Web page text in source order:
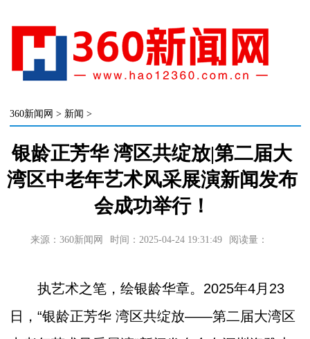
360新闻网 > 新闻 >
银龄正芳华 湾区共绽放|第二届大
湾区中老年艺术风采展演新闻发布
会成功举行！
来源：360新闻网 时间：2025-04-24 19:31:49 阅读量：
执艺术之笔，绘银龄华章。2025年4月23
日，“银龄正芳华 湾区共绽放——第二届大湾区